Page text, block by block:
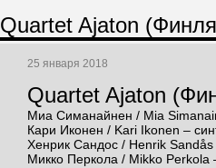
Quartet Ajaton
25 января 2018
Quartet Ajaton
Миа Симанайнен / Mia
Кари Иконен / Kari Ikonen –
Хенрик Сандос / Henrik
Микко Перкола / Mikko Perkola